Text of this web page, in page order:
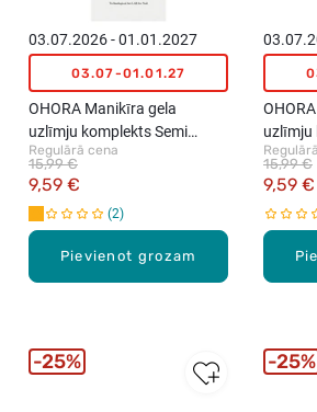
Pievienot grozam
03.07.2026 - 01.01.2027
03.07-01.01.27
OHORA Manikīra gela
uzlīmju komplekts Semi
Cured Gel Nail Strips (N Mild
Latte), 30 uzlīmes
Regulārā cena
9,59 €
15,99 €
2
uzlīmju
Cured
30
9,59 €
15,99 €
25% 25%